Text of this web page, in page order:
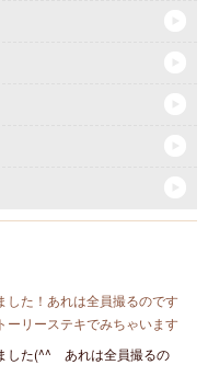
した！あれは全員撮るのです
ーリーステキでみちゃいます
した(^^ あれは全員撮るの